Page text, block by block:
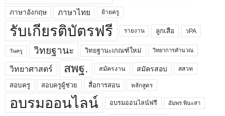
ภาษาอังกฤษ ภาษาไทย ย้ายครู
รับเกียรติบัตรฟรี รายงาน ลูกเสือ วPA
วันครู วิทยฐานะ วิทยฐานะเกณฑ์ใหม่ วิทยาการคำนวณ
วิทยาศาสตร์ สพฐ. สมัครงาน สมัครสอบ สสวท
สอบครู สอบครูผู้ช่วย สื่อการสอน หลักสูตร
อบรมออนไลน์ อบรมออนไลน์ฟรี อัมพร พินะสา